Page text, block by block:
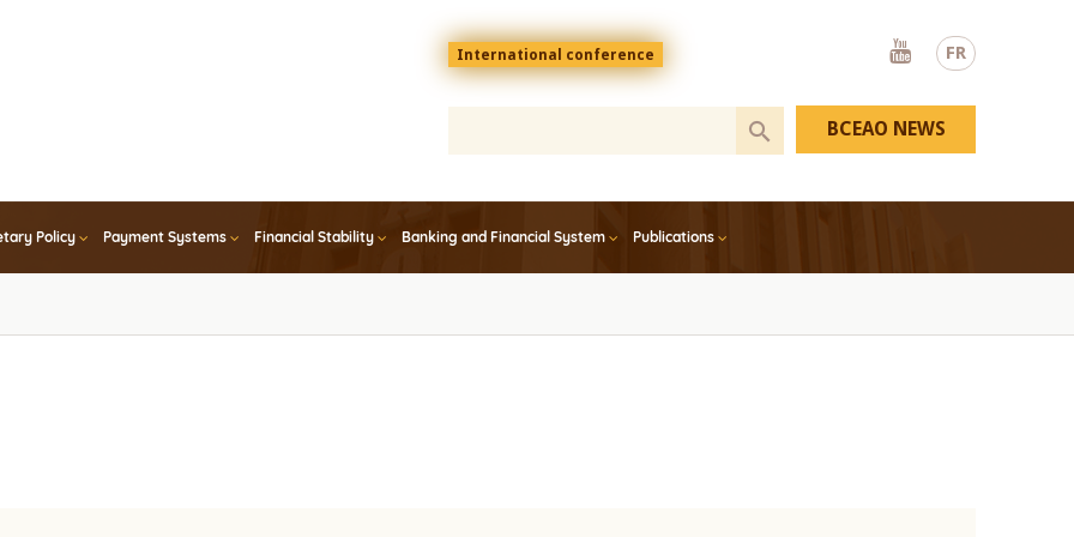
FR
Menu
top
En
International conference
Youtube
Policy Payment Systems Financial Stability Banking and Financial System Publications
BCEAO NEWS